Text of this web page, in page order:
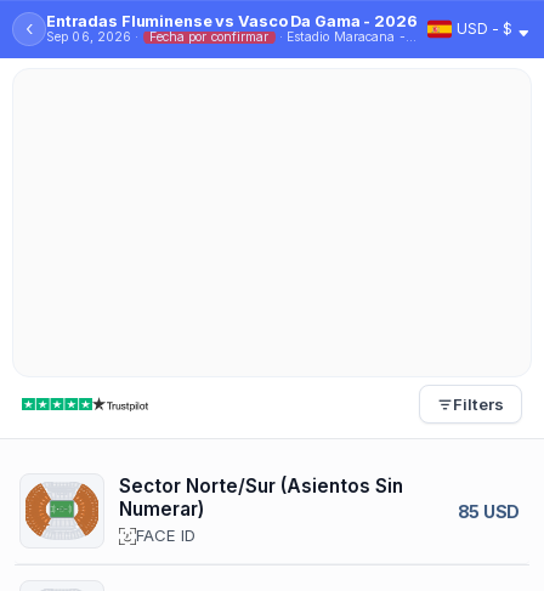
‹ Entradas Fluminense vs Vasco Da Gama - 2026
Sep 06, 2026 · Fecha por confirmar · Estadio Maracana - Rio USD - $
Filters
Sector Norte/Sur (Asientos Sin
Numerar)
FACE ID
85 USD